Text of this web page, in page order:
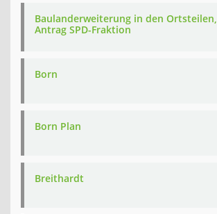
Baulanderweiterung in den Ortsteilen,
Antrag SPD-Fraktion
Born
Born Plan
Breithardt